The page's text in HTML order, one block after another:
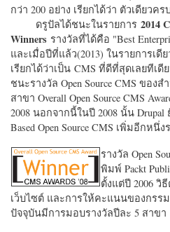
กว่า 200 อย่าง เรียกได้ว่า ตัวเดียวค
ดรูปัลได้ชนะในรายการ 2014
Winners รางวัลที่ได้คือ "Best
และเมื่อปีที่แล้ว(2013) ในรายการเดี
เรียกได้ว่าเป็น CMS ที่ดีที่สุดเลยทีเดี
ชนะรางวัล Open Source CMS ของ
สาขา Overall Open Source CMS
2008 นอกจากนี้ในปี 2008 นั้น Drupal
Based Open Source CMS เพิ่มอีกหนึ่
รางวัล Open
พิมพ์ Packt
ตั้งแต่ปี 2006
เว็บไซต์ และการให้คะแนนของกร
ปัจจุบันมีการมอบรางวัลปีละ 5 สาขา